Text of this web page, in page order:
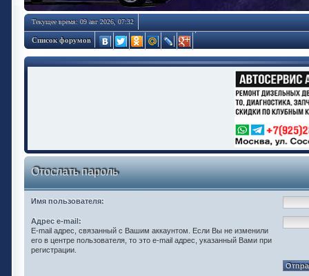
Текущее время: 09 авг 2026, 07:32
Список форумов
Отослать пароль
Имя пользователя:
Адрес e-mail:
E-mail адрес, связанный с Вашим аккаунтом. Если Вы не изменили
его в центре пользователя, то это e-mail адрес, указанный Вами при
регистрации.